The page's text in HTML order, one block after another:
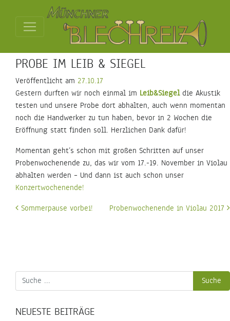
PROBE IM LEIB & SIEGEL
Veröffentlicht am 27.10.17
Gestern durften wir noch einmal im Leib&Siegeldie Akustik
testen und unsere Probe dort abhalten, auch wenn momentan
noch die Handwerker zu tun haben, bevor in 2 Wochen die
Eröffnung statt finden soll. Herzlichen Dank dafür!
Momentan geht’s schon mit großen Schritten auf unser
Probenwochenende zu, das wir vom 17.-19. November in Violau
abhalten werden – Und dann ist auch schon unser
Konzertwochenende!
Beitrags- Navigation
Sommerpause vorbei! Probenwochenende in Violau 2017
NEUESTE BEITRÄGE